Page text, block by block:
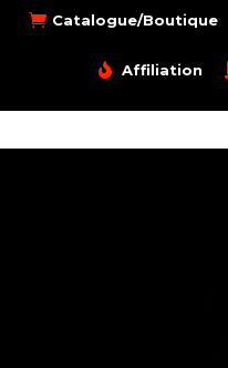
 Catalogue/Boutique
 Affiliation